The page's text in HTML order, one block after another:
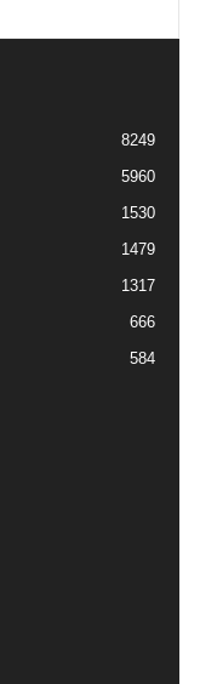
8249
5960
1530
1479
1317
666
584